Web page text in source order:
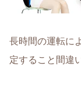
長時間の運転に
定すること間違